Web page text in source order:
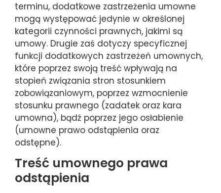
terminu, dodatkowe zastrzeżenia umowne
mogą występować jedynie w określonej
kategorii czynności prawnych, jakimi są
umowy. Drugie zaś dotyczy specyficznej
funkcji dodatkowych zastrzeżeń umownych,
które poprzez swoją treść wpływają na
stopień związania stron stosunkiem
zobowiązaniowym, poprzez wzmocnienie
stosunku prawnego (zadatek oraz kara
umowna), bądź poprzez jego osłabienie
(umowne prawo odstąpienia oraz
odstępne).
Treść umownego prawa
odstąpienia